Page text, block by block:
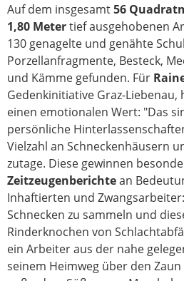
Auf dem insgesamt56
1,80 Metertief ausgehobenen
130 genagelte und genähte
Porzellanfragmente, Besteck,
und Kämme gefunden. Für
Gedenkinitiative Graz-Liebenau,
einen emotionalen Wert: "Das
persönliche
Vielzahl an Schneckenhäusern
zutage. Diese gewinnen
Zeitzeugenberichtean
Inhaftierten und
Schnecken zu sammeln und
Rinderknochen von
ein Arbeiter aus der nahe
seinem Heimweg über den